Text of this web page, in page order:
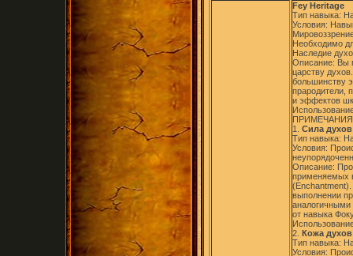
Fey Heritage
Тип навыка:
Условия:
Необходимо
Наследие
Описание: Вы
царству
большинству
прародители,
и эффектов
1. Сила
Тип навыка:
Условия:
Описание:
применяемых
выполнении
аналогичными
от навыка
2. Кожа
Тип навыка:
Условия: